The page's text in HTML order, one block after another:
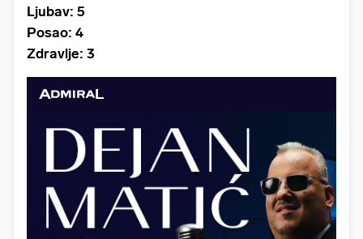
Ljubav: 5
Posao: 4
Zdravlje: 3